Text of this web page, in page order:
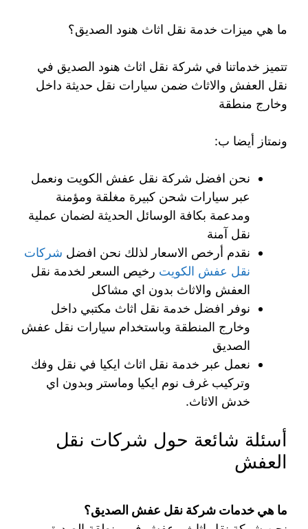
ما هي ميزات خدمة نقل اثاث هنود الصديق؟
تتميز خدماتنا في شركة نقل اثاث هنود الصديق في
نقل العفش والاثاث ضمن سيارات نقل حديثة داخل
وخارج منطقة
ونمتاز أيضا ب:
نحن افضل شركة نقل عفش الكويت ونعمل
عبر سيارات شحن كبيرة مغلقة ومؤمنة
ومدعمة بكافة الوسائل الحديثة لضمان عملية
نقل آمنة
نقدم أرخص الاسعار لذلك نحن افضل شركات
نقل عفش الكويت رخيص السعر لخدمة نقل
العفش والاثاث بدون اي مشاكل
نوفر افضل خدمة نقل اثاث مكتبي داخل
وخارج المنطقة وباستخدام سيارات نقل عفش
الصديق
نعمل عبر خدمة نقل اثاث ايكيا في نقل وفك
وتركيب غرف نوم ايكيا وماستر وبدون اي
خدش الاثاث.
أسئلة شائعة حول شركات نقل
العفش
ما هي خدمات شركة نقل عفش الصديق؟